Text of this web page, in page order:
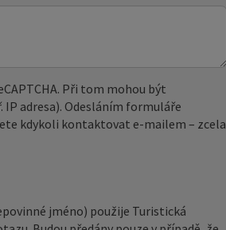
Při tom mohou být
adresa). Odesláním formuláře
kdykoli kontaktovat e‑mailem – zcela
jméno) použije Turistická